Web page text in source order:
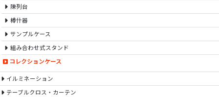
陳列台
樽什器
サンプルケース
組み合わせ式スタンド
コレクションケース
イルミネーション
テーブルクロス・カーテン